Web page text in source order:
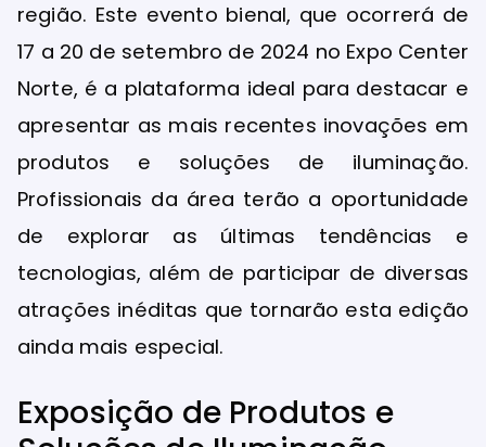
região. Este evento bienal, que ocorrerá de
17 a 20 de setembro de 2024 no Expo Center
Norte, é a plataforma ideal para destacar e
apresentar as mais recentes inovações em
produtos e soluções de iluminação.
Profissionais da área terão a oportunidade
de explorar as últimas tendências e
tecnologias, além de participar de diversas
atrações inéditas que tornarão esta edição
ainda mais especial.
Exposição de Produtos e